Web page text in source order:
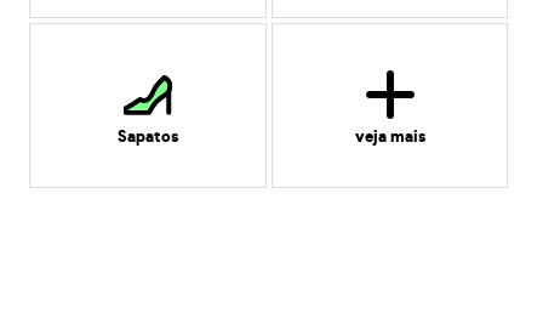
Sapatos veja mais